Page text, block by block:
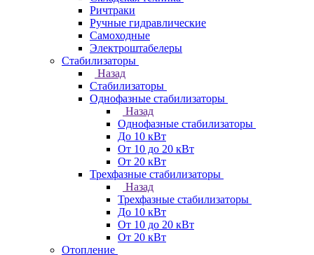
Ричтраки
Ручные гидравлические
Самоходные
Электроштабелеры
Стабилизаторы
Назад
Стабилизаторы
Однофазные стабилизаторы
Назад
Однофазные стабилизаторы
До 10 кВт
От 10 до 20 кВт
От 20 кВт
Трехфазные стабилизаторы
Назад
Трехфазные стабилизаторы
До 10 кВт
От 10 до 20 кВт
От 20 кВт
Отопление